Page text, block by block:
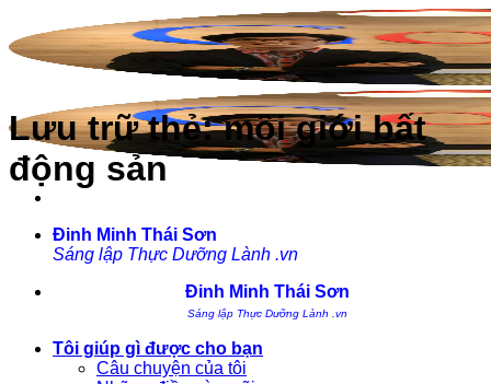
qua
nội
Đinh Minh Thái Sơn
Sáng lập Thực Dưỡng Lành .vn
Đinh Minh Thái Sơn
Sáng lập Thực Dưỡng Lành .vn
Tôi giúp gì được cho bạn
Câu chuyện của tôi
Lưu trữ thẻ:môi giới bất
động sản